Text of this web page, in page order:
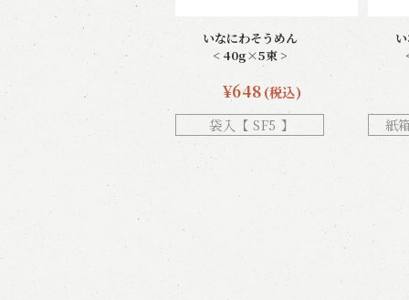
いなにわそうめん
< 40g×5束 >
¥648(税込)
袋入【 SF5 】
紙